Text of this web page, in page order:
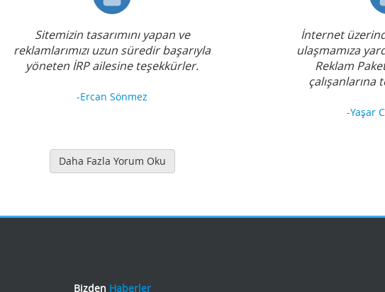
Sitemizin tasarımını yapan ve
reklamlarımızı uzun süredir başarıyla
yöneten İRP ailesine teşekkürler.
-Ercan Sönmez
İnternet
ulaşmamıza
Reklam
çalışanlarına
-Yaşar
Daha Fazla Yorum Oku
Bizden Haberler